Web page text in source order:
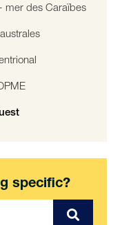
mer des Caraïbes
specific?